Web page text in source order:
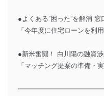
●よくある”困った”を解消 窓
「今年度に住宅ローンを利
●新米奮闘！ 白川陽の融資渉
「マッチング提案の準備・